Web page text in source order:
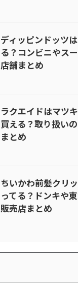
ディッピンドッツ
る？コンビニやス
店舗まとめ
ラクエイドはマツ
買える？取り扱い
まとめ
ちいかわ前髪クリ
ってる？ドンキや
販売店まとめ